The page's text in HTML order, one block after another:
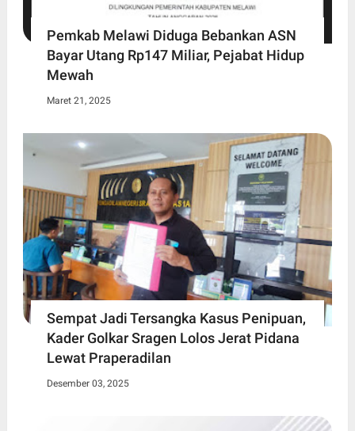
Pemkab Melawi Diduga Bebankan ASN
Bayar Utang Rp147 Miliar, Pejabat Hidup
Mewah
Maret 21, 2025
Sempat Jadi Tersangka Kasus Penipuan,
Kader Golkar Sragen Lolos Jerat Pidana
Lewat Praperadilan
Desember 03, 2025